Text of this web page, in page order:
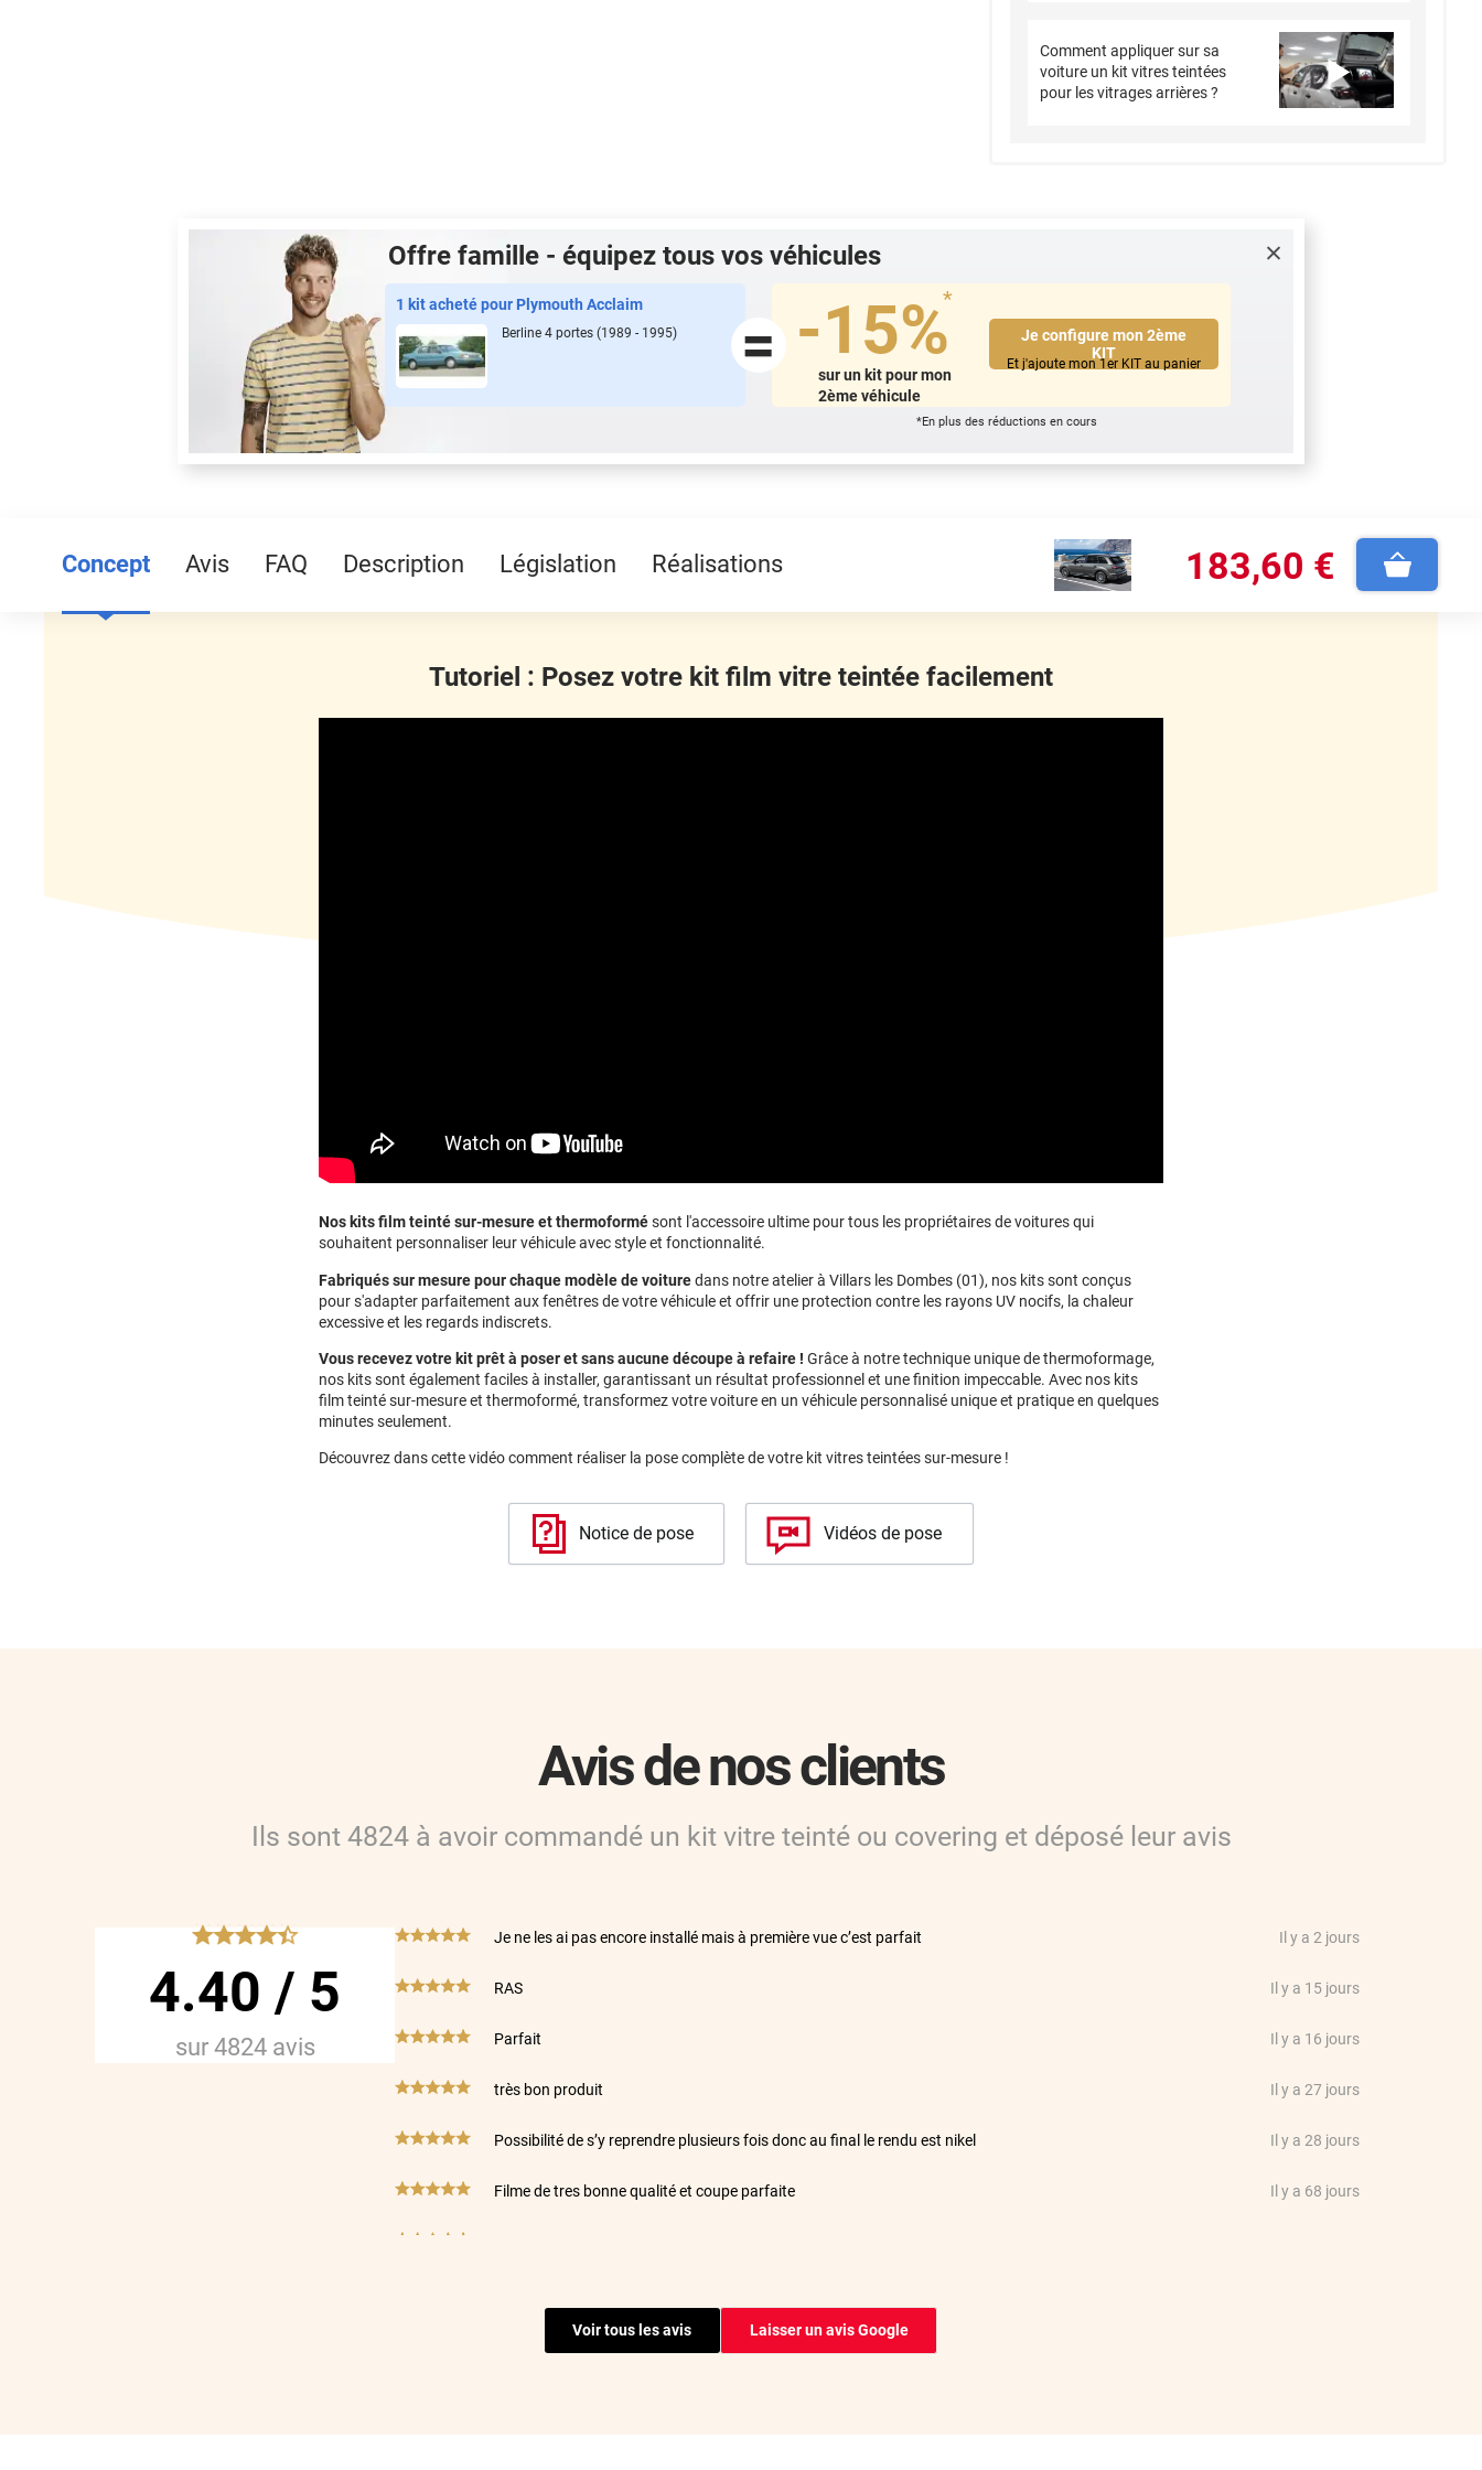
Comment appliquer sur sa
voiture un kit vitres teintées
pour les vitrages arrières ?
Offre famille - équipez tous vos véhicules
1 kit acheté pour Plymouth Acclaim
Berline 4 portes(1989 - 1995) = -15%*
sur un kit pour mon
2ème véhicule
Je configure mon 2ème
KIT
Et j'ajoute mon 1er KIT au panier
*En plus des réductions en cours
Concept Avis FAQ Description Législation Réalisations 183,60 €
Tutoriel : Posez votre kit film vitre teintée facilement
Nos kits film teinté sur-mesure et thermoformésont l'accessoire ultime pour tous les propriétaires de voitures qui
souhaitent personnaliser leur véhicule avec style et fonctionnalité.
Fabriqués sur mesure pour chaque modèle de voituredans notre atelier à Villars les Dombes (01), nos kits sont conçus
pour s'adapter parfaitement aux fenêtres de votre véhicule et offrir une protection contre les rayons UV nocifs, la chaleur
excessive et les regards indiscrets.
Vous recevez votre kit prêt à poser et sans aucune découpe à refaire ! Grâce à notre technique unique de thermoformage,
nos kits sont également faciles à installer, garantissant un résultat professionnel et une finition impeccable. Avec nos kits
film teinté sur-mesure et thermoformé, transformez votre voiture en un véhicule personnalisé unique et pratique en quelques
minutes seulement.
Découvrez dans cette vidéo comment réaliser la pose complète de votre kit vitres teintées sur-mesure !
Notice de pose Vidéos de pose
Avis de nos clients
Ils sont 4824à avoir commandé un kit vitre teinté ou covering et déposé leur avis
*****
4.40 / 5
sur 4824avis
*****Je ne les ai pas encore installé mais à première vue c’est parfait Il y a 2 jours
*****RAS Il y a 15 jours
*****Parfait Il y a 16 jours
*****très bon produit Il y a 27 jours
*****Possibilité de s’y reprendre plusieurs fois donc au final le rendu est nikel Il y a 28 jours
*****Filme de tres bonne qualité et coupe parfaite Il y a 68 jours
J'ai acheté des films anti effraction pour mon fourgon, bon rapport qualité prix. Un peu plus difficile à
Voir tous les avis Laisser un avis Google